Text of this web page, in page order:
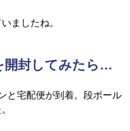
ましたね。
開封してみたら…
と宅配便が到着。 段ボール